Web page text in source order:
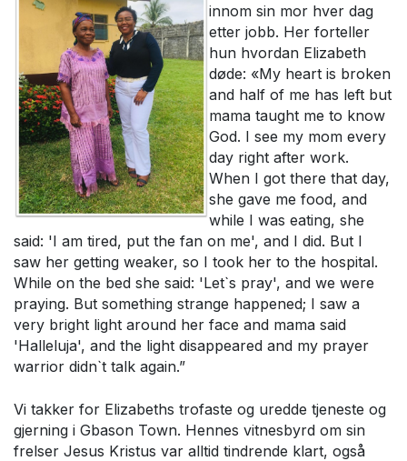
innom sin mor hver dag
etter jobb. Her forteller
hun hvordan Elizabeth
døde: «My heart is broken
and half of me has left but
mama taught me to know
God. I see my mom every
day right after work.
When I got there that day,
she gave me food, and
while I was eating, she
said: 'I am tired, put the fan on me', and I did. But I
saw her getting weaker, so I took her to the hospital.
While on the bed she said: 'Let`s pray', and we were
praying. But something strange happened; I saw a
very bright light around her face and mama said
'Halleluja', and the light disappeared and my prayer
warrior didn`t talk again.”
Vi takker for Elizabeths trofaste og uredde tjeneste og
gjerning i Gbason Town. Hennes vitnesbyrd om sin
frelser Jesus Kristus var alltid tindrende klart, også